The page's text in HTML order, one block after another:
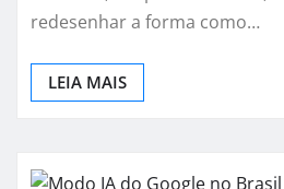
redesenhar a forma como…
LEIA MAIS